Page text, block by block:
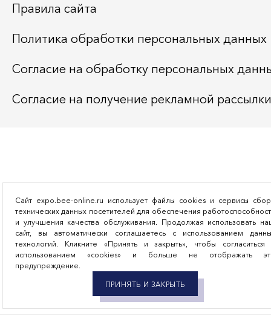
Правила сайта
Политика обработки персональных данных
Согласие на обработку персональных
Согласие на получение рекламной рассылки
Сайт expo.bee-online.ru использует файлы cookies и сервисы
технических данных посетителей для обеспечения
и улучшения качества обслуживания. Продолжая использовать
сайт, вы автоматически соглашаетесь с использованием
технологий. Кликните «Принять и закрыть», чтобы согласиться
использованием «cookies» и больше не отображать
предупреждение.
ПРИНЯТЬ И ЗАКРЫТЬ